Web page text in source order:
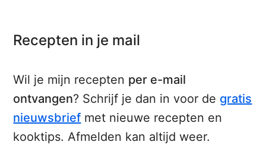
Recepten in je mail
Wil je mijn recepten per e-mail
ontvangen? Schrijf je dan in voor de gratis
nieuwsbrief met nieuwe recepten en
kooktips. Afmelden kan altijd weer.